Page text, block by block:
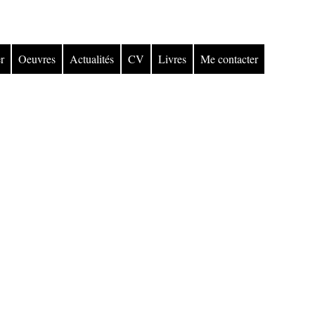
Oeuvres Actualités CV Livres Me contacter